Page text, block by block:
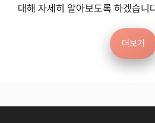
대해 자세히 알아보도록 하겠습니
더보기